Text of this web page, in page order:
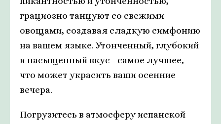
грациозно танцуют со свежими
овощами, создавая сладкую симфонию
на вашем языке. Утонченный, глубокий
и насыщенный вкус - самое лучшее,
что может украсить ваши осенние
вечера.
Погрузитесь в атмосферу испанской